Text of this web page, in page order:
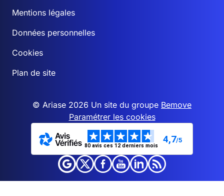
Mentions légales
Données personnelles
Cookies
Plan de site
© Ariase 2026 Un site du groupe Bemove
Paramétrer les cookies
80 avis ces 12 derniers mois
4,7/5